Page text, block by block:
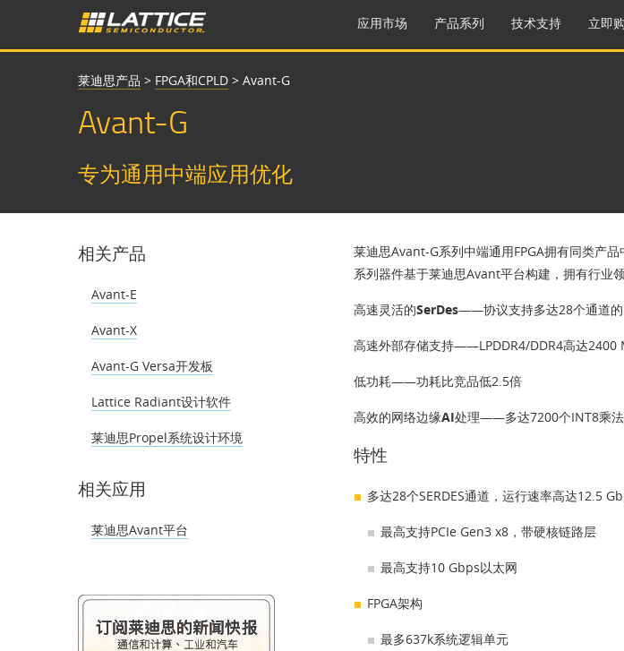
应用市场 产品系列 技术支持 立即
莱迪思产品 > FPGA和CPLD > Avant-G
Avant-G
专为通用中端应用优化
相关产品
Avant-E
Avant-X
Avant-G Versa开发板
Lattice Radiant设计软件
莱迪思Propel系统设计环境
相关应用
莱迪思Avant平台
莱迪思Avant-G系列中端通用FPGA拥有同类产
系列器件基于莱迪思Avant平台构建，拥有行业
高速灵活的SerDes——协议支持多达28个通道的
高速外部存储支持——LPDDR4/DDR4高达2400
低功耗——功耗比竞品低2.5倍
高效的网络边缘AI处理——多达7200个INT8乘法
特性
多达28个SERDES通道，运行速率高达12.5
最高支持PCIe Gen3 x8，带硬核链路层
最高支持10 Gbps以太网
FPGA架构
最多637k系统逻辑单元